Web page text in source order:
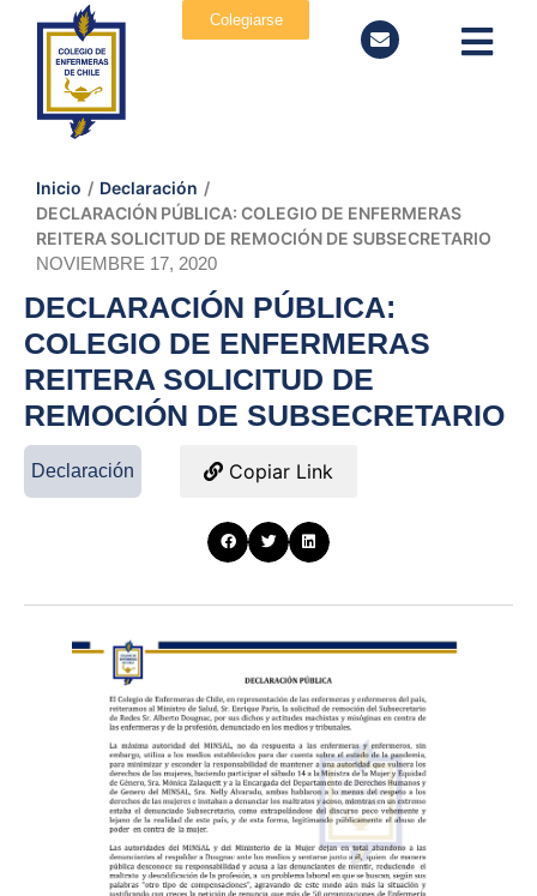
Colegiarse
Inicio / Declaración /
DECLARACIÓN PÚBLICA: COLEGIO DE ENFERMERAS
REITERA SOLICITUD DE REMOCIÓN DE SUBSECRETARIO
NOVIEMBRE 17, 2020
DECLARACIÓN PÚBLICA:
COLEGIO DE ENFERMERAS
REITERA SOLICITUD DE
REMOCIÓN DE SUBSECRETARIO
Declaración Copiar Link